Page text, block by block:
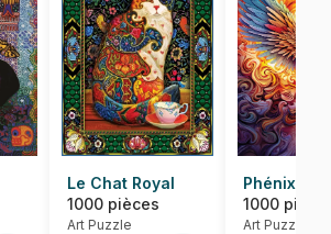
Le Chat Royal
1000 pièces
Art Puzzle
Phénix
1000
Art Puzzle